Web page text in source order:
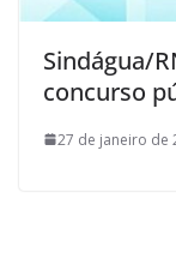
Sindágua/
concurso
27 de janeiro de